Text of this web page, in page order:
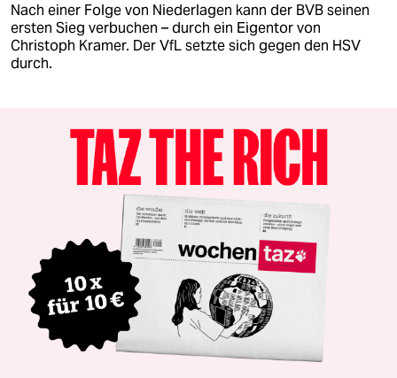
Nach einer Folge von Niederlagen kann der BVB seinen
ersten Sieg verbuchen – durch ein Eigentor von
Christoph Kramer. Der VfL setzte sich gegen den HSV
durch.